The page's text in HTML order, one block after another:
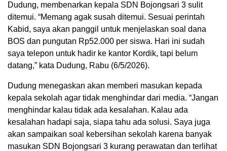
Dudung, membenarkan kepala SDN Bojongsari 3 sulit
ditemui. “Memang agak susah ditemui. Sesuai perintah
Kabid, saya akan panggil untuk menjelaskan soal dana
BOS dan pungutan Rp52.000 per siswa. Hari ini sudah
saya telepon untuk hadir ke kantor Kordik, tapi belum
datang,” kata Dudung, Rabu (6/5/2026).
Dudung menegaskan akan memberi masukan kepada
kepala sekolah agar tidak menghindar dari media. “Jangan
menghindar kalau tidak ada kesalahan. Kalau ada
kesalahan hadapi saja, siapa tahu ada solusi. Saya juga
akan sampaikan soal kebersihan sekolah karena banyak
masukan SDN Bojongsari 3 kurang perawatan dan terlihat